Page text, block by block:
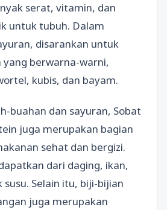
serat, vitamin, dan
untuk tubuh. Dalam
disarankan untuk
berwarna-warni,
kubis, dan bayam.
buahan dan sayuran, Sobat
juga merupakan bagian
sehat dan bergizi.
dari daging, ikan,
Selain itu, biji-bijian
juga merupakan